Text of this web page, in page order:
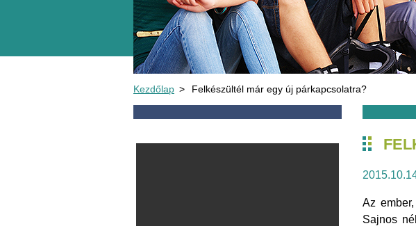
Kezdőlap > Felkészültél már egy új párkapcsolatra?
Az
Sajnos